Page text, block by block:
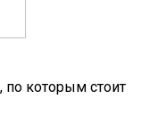
по которым стоит